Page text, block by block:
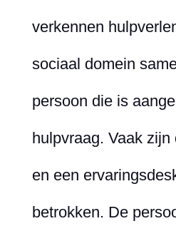
verkennen
sociaal domein
persoon die is
hulpvraag. Vaak
en een
betrokken. De